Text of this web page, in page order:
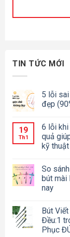
TIN TỨC MỚI
5 lỗi
đẹp
19
Th1
6 lỗi khi
quả
kỹ thuật
So
bút mài
nay
Bút
Đều:1
Phục